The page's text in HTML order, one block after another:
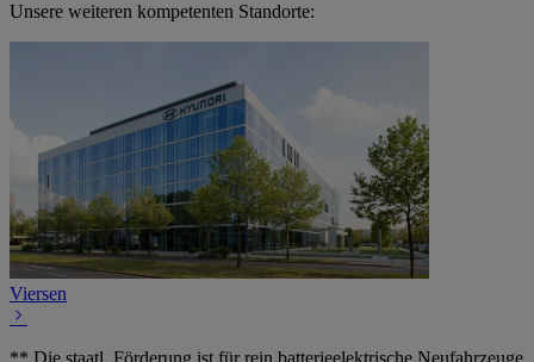
Unsere weiteren kompetenten Standorte:
Viersen